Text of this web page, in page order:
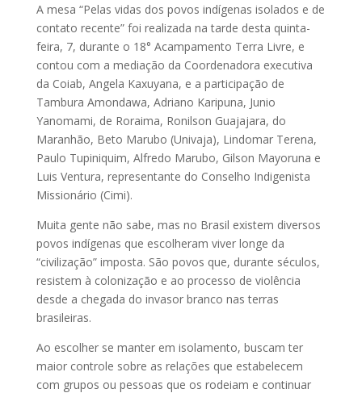
A mesa “Pelas vidas dos povos indígenas isolados e de
contato recente” foi realizada na tarde desta quinta-
feira, 7, durante o 18° Acampamento Terra Livre, e
contou com a mediação da Coordenadora executiva
da Coiab, Angela Kaxuyana, e a participação de
Tambura Amondawa, Adriano Karipuna, Junio
Yanomami, de Roraima, Ronilson Guajajara, do
Maranhão, Beto Marubo (Univaja), Lindomar Terena,
Paulo Tupiniquim, Alfredo Marubo, Gilson Mayoruna e
Luis Ventura, representante do Conselho Indigenista
Missionário (Cimi).
Muita gente não sabe, mas no Brasil existem diversos
povos indígenas que escolheram viver longe da
“civilização” imposta. São povos que, durante séculos,
resistem à colonização e ao processo de violência
desde a chegada do invasor branco nas terras
brasileiras.
Ao escolher se manter em isolamento, buscam ter
maior controle sobre as relações que estabelecem
com grupos ou pessoas que os rodeiam e continuar